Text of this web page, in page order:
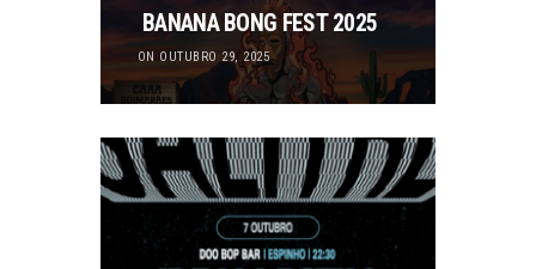
BANANA BONG FEST 2025
ON OUTUBRO 29, 2025